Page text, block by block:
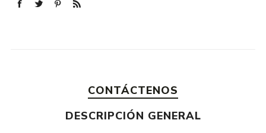
CONTÁCTENOS
DESCRIPCIÓN GENERAL